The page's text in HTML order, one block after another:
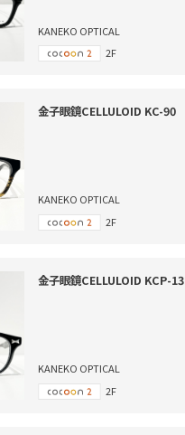
KANEKO OPTICAL
2F
金子眼鏡CELLULOID KC-90
KANEKO OPTICAL
2F
金子眼鏡CELLULOID KCP-13
KANEKO OPTICAL
2F